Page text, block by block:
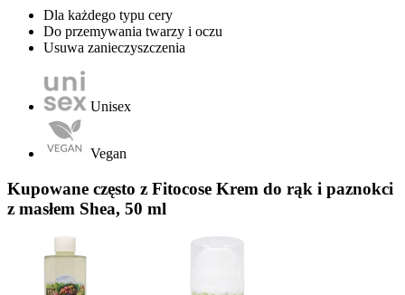
Dla każdego typu cery
Do przemywania twarzy i oczu
Usuwa zanieczyszczenia
Unisex
Vegan
Kupowane często z Fitocose Krem do rąk i paznokci
z masłem Shea, 50 ml